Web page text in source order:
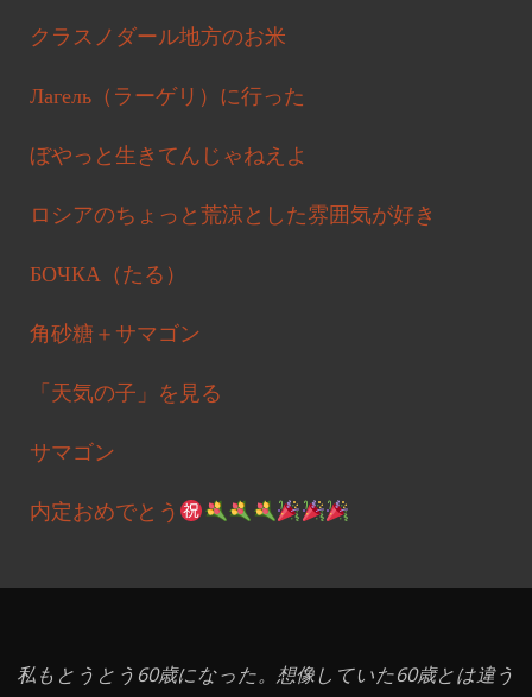
クラスノダール地方のお米
Лагель（ラーゲリ）に行った
ぼやっと生きてんじゃねえよ
ロシアのちょっと荒涼とした雰囲気が好き
БОЧКА（たる）
角砂糖＋サマゴン
「天気の子」を見る
サマゴン
内定おめでとう
私もとうとう60歳になった。想像していた60歳とは違う